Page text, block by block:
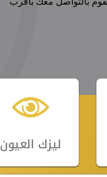
ليزك العيون